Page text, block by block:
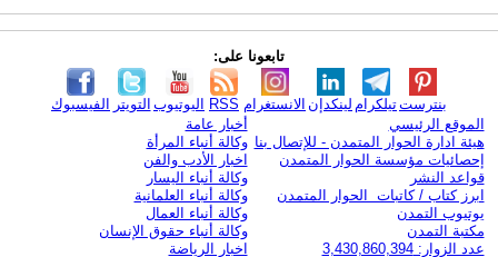
تابعونا على:
الفيسبوك التويتر اليوتيوب RSS الانستغرام لينكدإن تيلكرامبنترست
الموقع الرئيسي
هيئة ادارة الحوار المتمدن - للإتصال بنا
إحصائيات مؤسسة الحوار المتمدن
قواعد النشر
ابرز كتاب / كاتبات الحوار المتمدن
يوتيوب التمدن
مكتبة التمدن
عدد الزوار: 3,430,860,394
أخبار عامة
وكالة أنباء المرأة
اخبار الأدب والفن
وكالة أنباء اليسار
وكالة أنباء العلمانية
وكالة أنباء العمال
وكالة أنباء حقوق الإنسان
اخبار الرياضة